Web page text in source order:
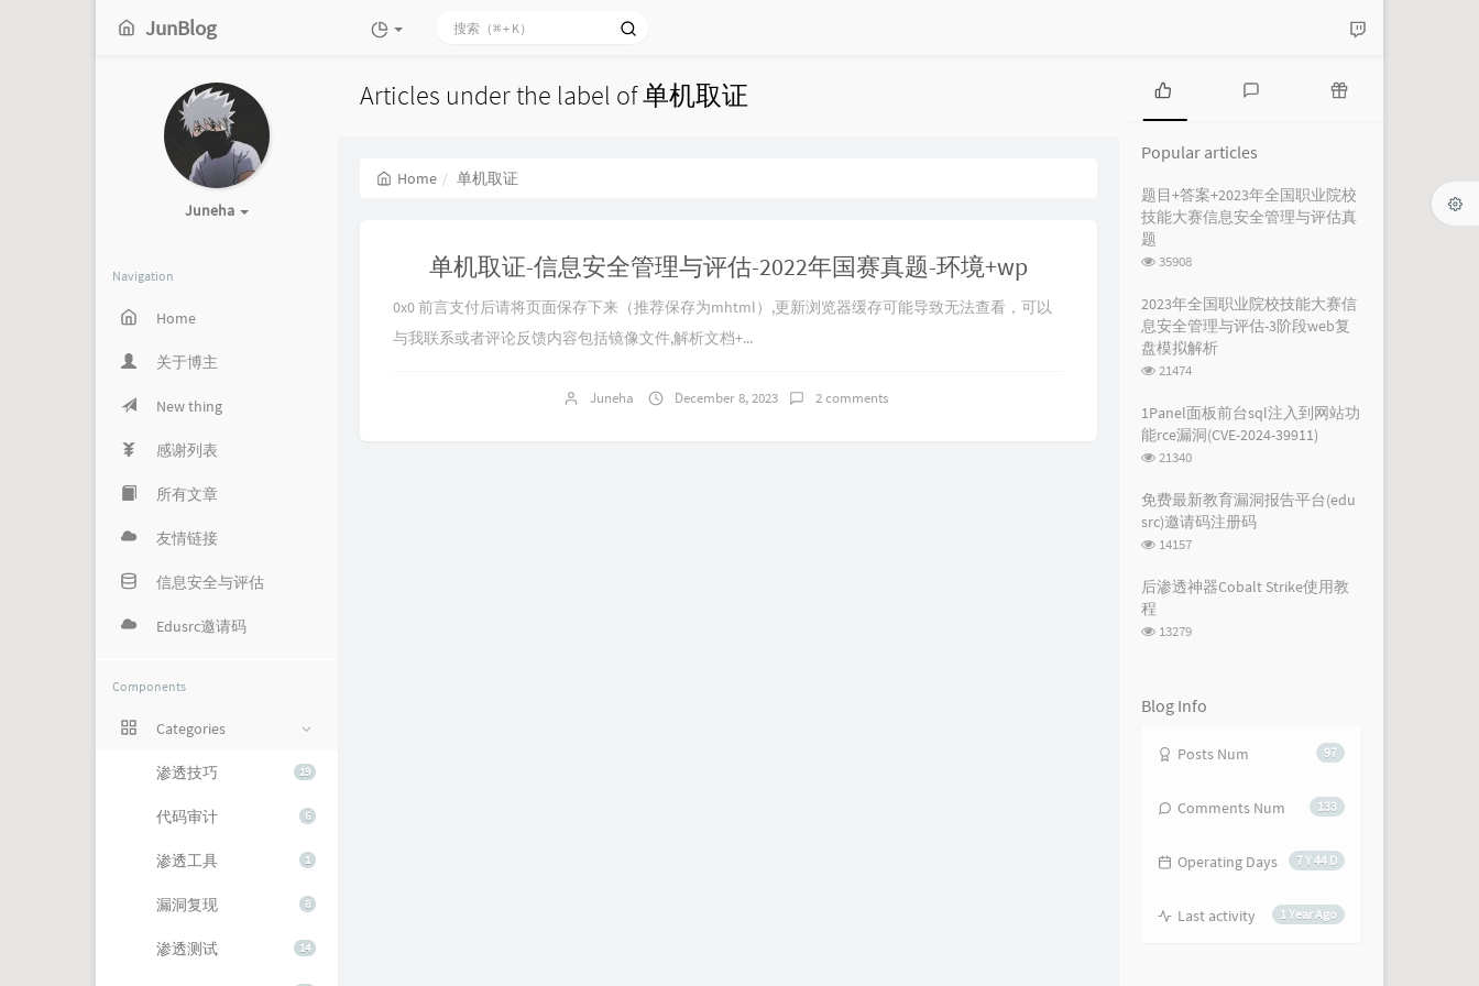
JunBlog
Juneha
Navigation
Home
关于博主
New thing
感谢列表
所有文章
友情链接
信息安全与评估
Edusrc邀请码
Components
Categories
19
渗透技巧
6
代码审计
1
渗透工具
8
漏洞复现
14
渗透测试
Articles under the label of 单机取证
Home 单机取证
单机取证-信息安全管理与评估-2022年国赛真题-环境+wp
0x0 前言支付后请将页面保存下来（推荐保存为mhtml）,更新浏览器缓存可能导致无法查看，可以
与我联系或者评论反馈内容包括镜像文件,解析文档+...
Juneha December 8, 2023 2 comments
P
p
u
l
a
r
t
i
c
e
s
t
e
s
t
m
m
e
s
d
o
m
t
i
c
s
Popular articles
题目+答案+2023年全国职业院校
技能大赛信息安全管理与评估真
题
浏
次
数:
35908
2023年全国职业院校技能大赛信
息安全管理与评估-3阶段web复
盘模拟解析
浏
次
21474
1Panel面板前台sql注入到网站功
能rce漏洞(CVE-2024-39911)
浏
次
数:
21340
免费最新教育漏洞报告平台(edu
src)邀请码注册码
浏
次
数:
14157
后渗透神器Cobalt Strike使用教
程
浏
13279
Blog Info
97
Posts Num
133
Comments Num
7 Y 44 D
Operating Days
1 Year Ago
Last activity